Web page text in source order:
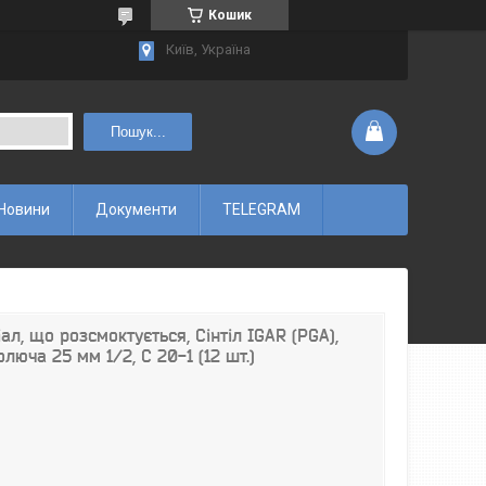
Кошик
Київ, Україна
Пошук...
Документи TELEGRAM
що розсмоктується, Сінтіл IGAR (PGA),
25 мм 1/2, С 20-1 (12 шт.)